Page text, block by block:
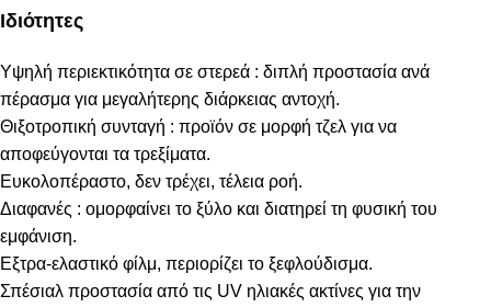
Ιδιότητες
Υψηλή περιεκτικότητα σε στερεά : διπλή προστασία ανά
πέρασμα για μεγαλήτερης διάρκειας αντοχή.
Θιξοτροπική συνταγή : προϊόν σε μορφή τζελ για να
αποφεύγονται τα τρεξίματα.
Ευκολοπέραστο, δεν τρέχει, τέλεια ροή.
Διαφανές : ομορφαίνει το ξύλο και διατηρεί τη φυσική του
εμφάνιση.
Εξτρα-ελαστικό φίλμ, περιορίζει το ξεφλούδισμα.
Σπέσιαλ προστασία από τις UV ηλιακές ακτίνες για την